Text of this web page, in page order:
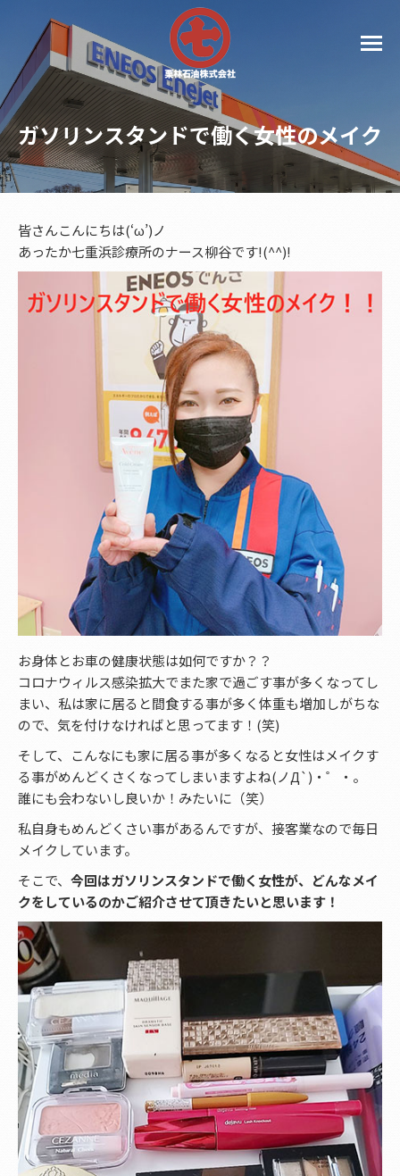
ガソリンスタンドで働く女性のメイク
皆さんこんにちは(‘ω’)ノ
あったか七重浜診療所のナース柳谷です!(^^)!
お身体とお車の健康状態は如何ですか？？
コロナウィルス感染拡大でまた家で過ごす事が多くなってし
まい、私は家に居ると間食する事が多く体重も増加しがちな
ので、気を付けなければと思ってます！(笑)
そして、こんなにも家に居る事が多くなると女性はメイクす
る事がめんどくさくなってしまいますよね(ノД`)・゜・。
誰にも会わないし良いか！みたいに（笑）
私自身もめんどくさい事があるんですが、接客業なので毎日
メイクしています。
そこで、 今回はガソリンスタンドで働く女性が、どんなメイ
クをしているのかご紹介させて頂きたいと思います！